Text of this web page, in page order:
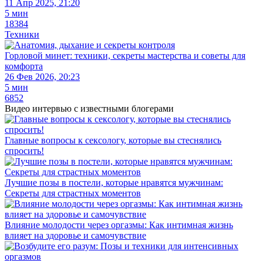
11 Апр 2025, 21:20
5 мин
18384
Техники
Горловой минет: техники, секреты мастерства и советы для
комфорта
26 Фев 2026, 20:23
5 мин
6852
Видео интервью с известными блогерами
Главные вопросы к сексологу, которые вы стеснялись
спросить!
Лучшие позы в постели, которые нравятся мужчинам:
Секреты для страстных моментов
Влияние молодости через оргазмы: Как интимная жизнь
влияет на здоровье и самочувствие